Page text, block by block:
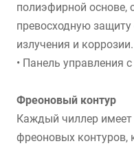
полиэфирной основе,
превосходную
излучения и коррозии.
• Панель управления
Фреоновый контур
Каждый чиллер имеет
фреоновых